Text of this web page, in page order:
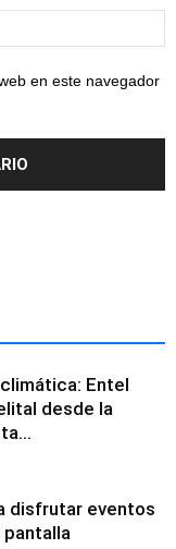
en este navegador
Entel
desde la
disfrutar eventos